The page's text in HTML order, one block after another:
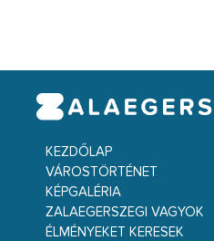
KEZDŐLAP
VÁROSTÖRTÉNET
KÉPGALÉRIA
ZALAEGERSZEGI VAGYOK
ÉLMÉNYEKET KERESEK